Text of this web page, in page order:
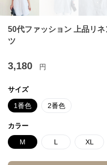
50代ファッション 上品リ
ツ
3,180 円
サイズ
1番色 2番色
カラー
M L XL